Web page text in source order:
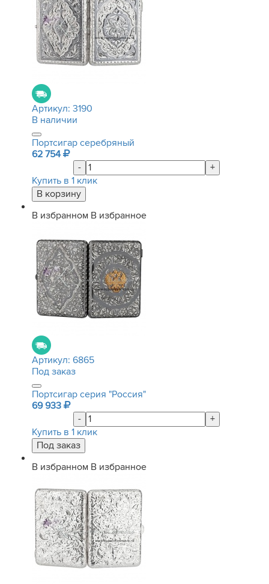
Артикул: 3190
В наличии
Портсигар серебряный
62 754
-
+
Купить в 1 клик
В избранном В избранное
Артикул: 6865
Под заказ
Портсигар серия "Россия"
69 933
-
+
Купить в 1 клик
В избранном В избранное